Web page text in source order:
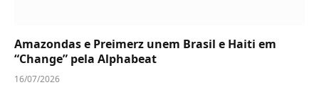
Amazondas e Preimerz unem Brasil e Haiti em
“Change” pela Alphabeat
16/07/2026